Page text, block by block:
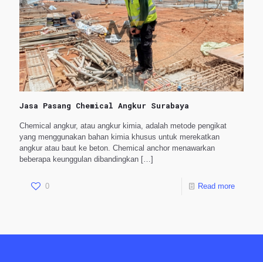
Jasa Pasang Chemical Angkur Surabaya
Chemical angkur, atau angkur kimia, adalah metode pengikat
yang menggunakan bahan kimia khusus untuk merekatkan
angkur atau baut ke beton. Chemical anchor menawarkan
beberapa keunggulan dibandingkan […]
0 Read more